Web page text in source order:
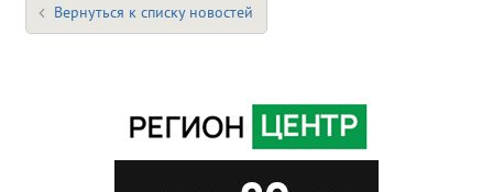
Вернуться к списку новостей